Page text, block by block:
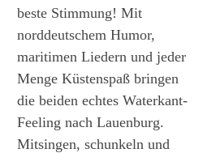
beste Stimmung! Mit
norddeutschem Humor,
maritimen Liedern und jeder
Menge Küstenspaß bringen
die beiden echtes Waterkant-
Feeling nach Lauenburg.
Mitsingen, schunkeln und